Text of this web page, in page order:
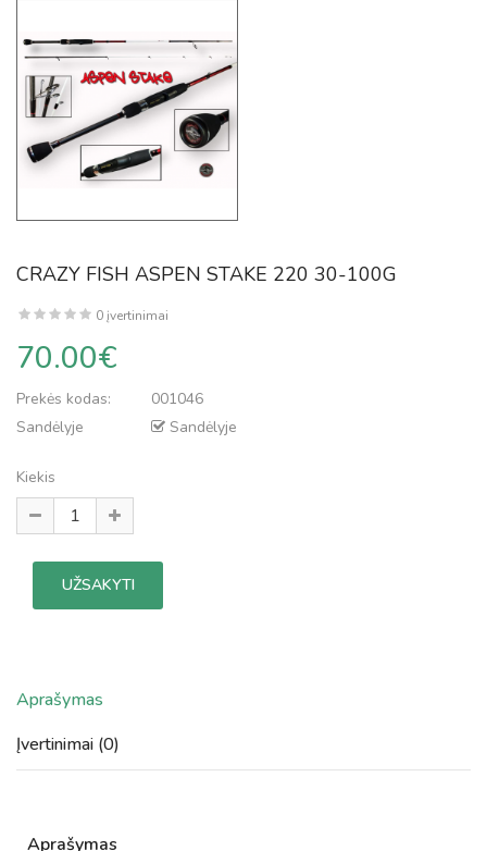
CRAZY FISH ASPEN STAKE 220 30-100G
0 įvertinimai
70.00€
Prekės kodas:
001046
Sandėlyje
Sandėlyje
Kiekis
Aprašymas
Įvertinimai (0)
Aprašymas